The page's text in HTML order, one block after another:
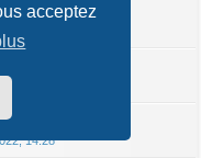
acceptez
12:58
14:28